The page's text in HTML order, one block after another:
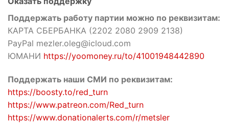
Поддержать работу партии можно по реквизитам:
КАРТА СБЕРБАНКА (2202 2080 2909 2138)
PayPal mezler.oleg@icloud.com
ЮМАНИ https://yoomoney.ru/to/41001948442890
Поддержать наши СМИ по реквизитам:
https://boosty.to/red_turn
https://www.patreon.com/Red_turn
https://www.donationalerts.com/r/metsler